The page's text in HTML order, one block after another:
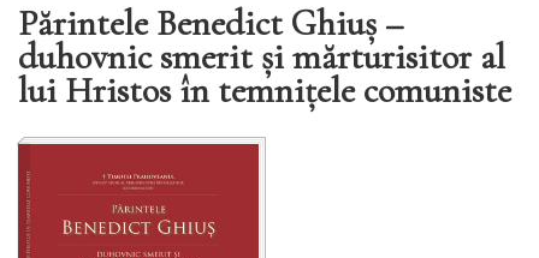
Părintele Benedict Ghiuş –
duhovnic smerit şi mărturisitor al
lui Hristos în temniţele comuniste